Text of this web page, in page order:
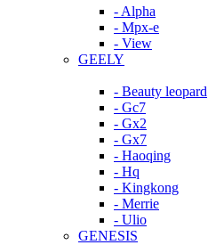
- Alpha
- Mpx-e
- View
GEELY
- Beauty leopard
- Gc7
- Gx2
- Gx7
- Haoqing
- Hq
- Kingkong
- Merrie
- Ulio
GENESIS